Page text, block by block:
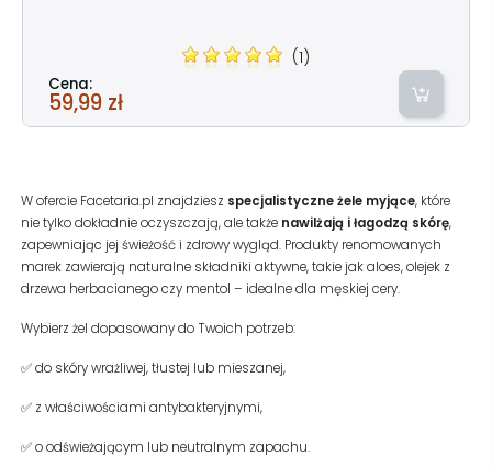
(1)
Cena:
59,99 zł
W ofercie Facetaria.pl znajdziesz specjalistyczne żele myjące, które
nie tylko dokładnie oczyszczają, ale także nawilżają i łagodzą skórę,
zapewniając jej świeżość i zdrowy wygląd. Produkty renomowanych
marek zawierają naturalne składniki aktywne, takie jak aloes, olejek z
drzewa herbacianego czy mentol – idealne dla męskiej cery.
Wybierz żel dopasowany do Twoich potrzeb:
✅ do skóry wrażliwej, tłustej lub mieszanej,
✅ z właściwościami antybakteryjnymi,
✅ o odświeżającym lub neutralnym zapachu.